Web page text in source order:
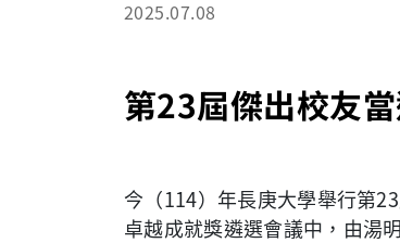
2025.07.08
第23屆傑出校友
今（114）年長庚大學舉行第
卓越成就獎遴選會議中，由湯